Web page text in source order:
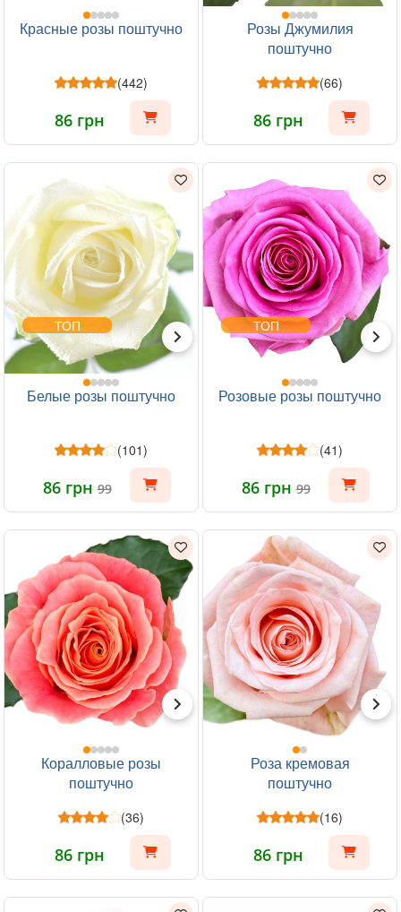
Красные розы поштучно
(442)
86 грн
Розы Джумилия
поштучно
(66)
86 грн
ТОП
Белые розы поштучно
(101)
86 грн99
ТОП
Розовые розы поштучно
(41)
86 грн99
Коралловые розы
поштучно
(36)
86 грн
Роза кремовая
поштучно
(16)
86 грн